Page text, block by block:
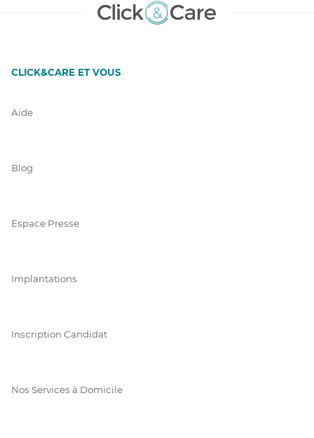
CLICK&CARE ET VOUS
Aide
Blog
Espace Presse
Implantations
Inscription Candidat
Nos Services à Domicile